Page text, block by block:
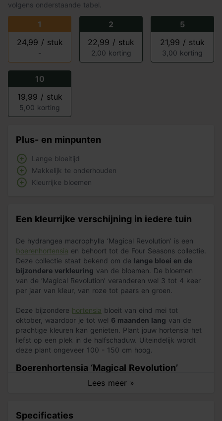
volgens onderstaande tabel.
1
24,99 / stuk
-
2
22,99 / stuk
2,00 korting
5
21,99 / stuk
3,00 korting
10
19,99 / stuk
5,00 korting
Plus- en minpunten
Lange bloeitijd
Makkelijk te onderhouden
Kleurrijke bloemen
Een kleurrijke verschijning in iedere tuin
De hydrangea macrophylla ‘Magical Revolution’ is een
boerenhortensia en behoort tot de Four Seasons collectie.
Deze collectie staat bekend om de lange bloei en de
bijzondere verkleuring van de bloemen. De bloemen
van de ‘Magical Revolution’ veranderen wel 3 tot 4 keer
per jaar van kleur, van roze tot paars en groen.
Deze bijzondere hortensia bloeit van eind mei tot
oktober, waardoor je tot wel 6 maanden lang van de
prachtige kleuren kan genieten. Plant jouw hortensia het
liefst op een plek in de halfschaduw. Uiteindelijk wordt
deze plant ongeveer 100 - 150 cm hoog.
Lees meer »
Boerenhortensia ‘Magical Revolution’
hortensia grondvoor het beste groei en bloei resultaat.
Specificaties